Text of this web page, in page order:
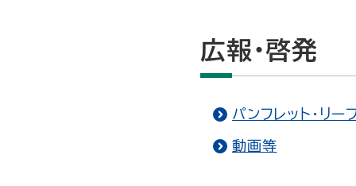
広報・啓発
パンフレット・リー
動画等